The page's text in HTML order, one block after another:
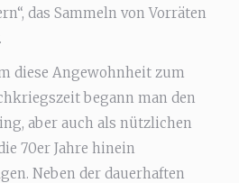
das Sammeln von Vorräten
diese Angewohnheit zum
begann man den
aber auch als nützlichen
70er Jahre hinein
Neben der dauerhaften